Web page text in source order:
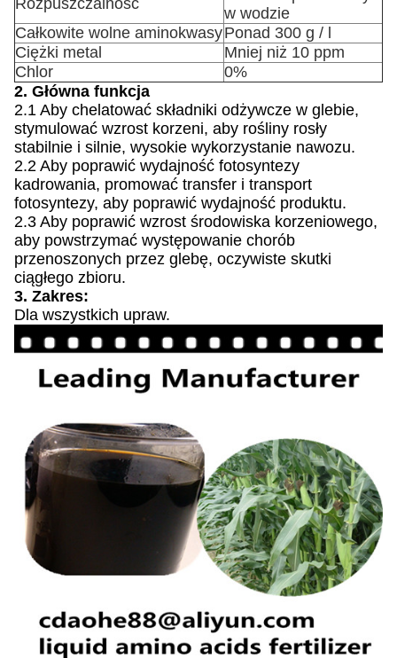
Rozpuszczalność
w wodzie
Całkowite wolne aminokwasyPonad 300 g / l
Ciężki metal
Mniej niż 10 ppm
Chlor
0%
2. Główna funkcja
2.1 Aby chelatować składniki odżywcze w glebie,
stymulować wzrost korzeni, aby rośliny rosły
stabilnie i silnie, wysokie wykorzystanie nawozu.
2.2 Aby poprawić wydajność fotosyntezy
kadrowania, promować transfer i transport
fotosyntezy, aby poprawić wydajność produktu.
2.3 Aby poprawić wzrost środowiska korzeniowego,
aby powstrzymać występowanie chorób
przenoszonych przez glebę, oczywiste skutki
ciągłego zbioru.
3. Zakres:
Dla wszystkich upraw.